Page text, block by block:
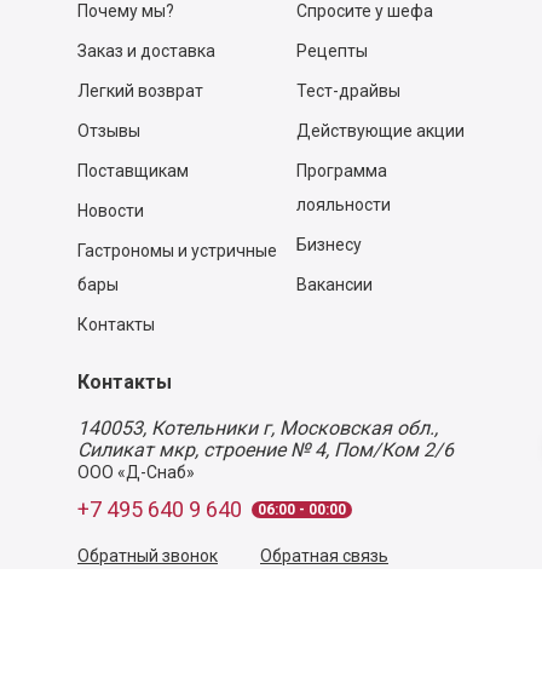
Почему мы?
Заказ и доставка
Легкий возврат
Отзывы
Поставщикам
Новости
Гастрономы и устричные
бары
Контакты
Спросите у шефа
Рецепты
Тест-драйвы
Действующие акции
Программа
лояльности
Бизнесу
Вакансии
Контакты
140053, Котельники г, Московская обл.,
Силикат мкр, строение № 4, Пом/Ком 2/6
ООО «Д-Снаб»
+7 495 640 9 640 06:00 - 00:00
Обратный звонок Обратная связь